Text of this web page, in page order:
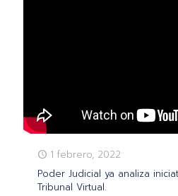
1 febrero, 2022
Poder Judicial ya analiza
Tribunal Virtual.